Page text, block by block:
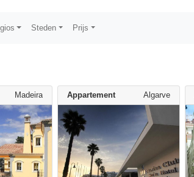
Steden Prijs
Madeira Appartement Algarve